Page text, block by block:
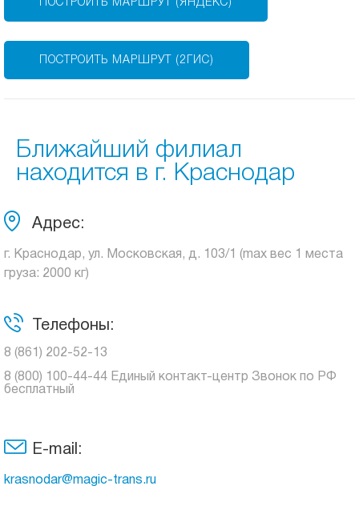
ПОСТРОИТЬ МАРШРУТ (ЯНДЕКС)
ПОСТРОИТЬ МАРШРУТ (2ГИС)
Ближайший филиал
находится в г. Краснодар
Адрес:
г. Краснодар, ул. Московская, д. 103/1 (max вес 1 места
груза: 2000 кг)
Телефоны:
8 (861) 202-52-13
8 (800) 100-44-44 Единый контакт-центр Звонок по РФ
бесплатный
E-mail:
krasnodar@magic-trans.ru